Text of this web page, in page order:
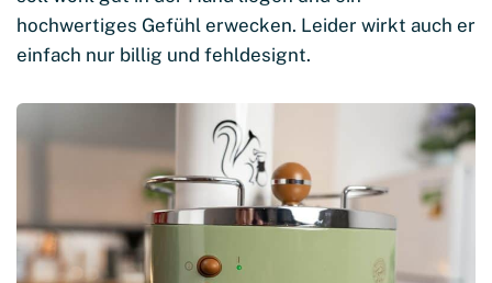
hochwertiges Gefühl erwecken. Leider wirkt auch er
einfach nur billig und fehldesignt.